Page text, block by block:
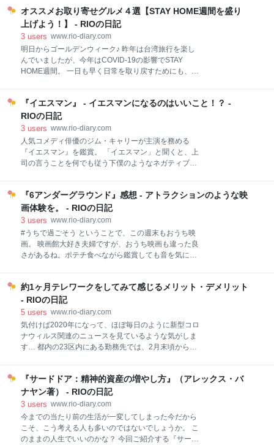
性の高い資産形成の手法を知りたい ✔️自分は
偽のほどを、我が家のニャンズで検証してみたいと思
います。 1. 猫は液体？ イグ・ノーベル賞で「猫は液
体である」という論文が発表されたというニュースが
報道されたのは2017年9月。 体の大きなノアが、リリ
ィちゃん用の小さいベッドに寝ると、こんなにもはみ
出しますが・・・ スッポリ収まってる！ お買い物バッ
フィットする身体能力は、まるで"液体"のよう。 2. 猫
はよく寝る "猫（ねこ）"は「寝る子」が語源とも言わ
れているほどよく寝ます。 ニャンズ
オススメお取り寄せグルメ４選【STAY HOME週間を盛り
上げよう！】 - RIOの日記
3 users www.rio-diary.com
明日からゴールデンウィーク♪ 昨年は台湾旅行を楽し
んでいましたが、今年はCOVID-19の影響でSTAY
HOME週間。 一日も早く日常を取り戻すためにも、ポ
外出自粛生活も、1ヶ月を超えました。 これまで、外
食好きの私たち夫婦が #おうち時間 の充実のために取
り寄せたグルメの中でも、特に美味しかったものをご
紹介します！ 皆さんの #おうち時間 のヒントになれば
幸いです✨ 1. 六花亭のお菓子詰め合わせ 2. 財宝のプリ
ン 3. RF1のお惣菜 4. ANDEのデニッシュ おまけ 1. 六
ョップから注文できます。 外箱も超かわいい😍 お菓
子で溢れてる！ こんなにたくさんのお菓子が入り、送
料・
『イエスマン』 - イエスマンになるのはいいこと！？ -
RIOの日記
3 users www.rio-diary.com
人気コメディ俳優のジム・キャリーが主演を務める
『イエスマン』を鑑賞。 「イエスマン」と聞くと、上
司の言うことを何でも従う下僕のようなネガティブな
ってみようとする前向きな姿勢の持ち主。 人生を充実
させるためのヒントがたくさん詰まった作品で、単に
コメディ映画と分類するにはもったいない！ 『イエス
マン』 こんな暗い時だからこそ、ポジティブさ大切✨
何事も迷ったらとりあえずYESと言ってやってみる。
YESというワードの持つパワーを見ました。ひたすら
なぁ😊いつか行きたい！ pic.twitter.com/Flts2CE8LG—
Rio (@nami11star1) April 21, 2020 あらすじ 何事に
『6アンダーグラウンド』感想 - アトラクションのような映
画体験を。 - RIOの日記
3 users www.rio-diary.com
#うちで過ごそう ということで、この週末もおうち映
画。 映画館大好き夫婦ですが、おうち映画も違った良
さがあるね。ポテチ食べながら鑑賞しても音を気にし
で要注意です…笑） ということで、本日鑑賞したのは
『6アンダーグラウンド』。 NETFLIXで観ることがで
きます。 『6アンダーグラウンド』 マイケル・ベイ全
開、たくさん壊れて、たくさん殺されるハイテンショ
ンムービー。 “4”を演じたベン・ハーディが、『ボヘミ
アン・ラプソディー 』のロジャー・テイラーの面影な
(@nami11star1) April 18, 2020 もちろん見所はド派手
なアクションシーンですが、笑えるシーンも
約1ヶ月テレワークをしてみて感じるメリット・デメリット
- RIOの日記
5 users www.rio-diary.com
気付けば2020年になって、ほぼ毎日のように新型コロ
ナウィルス関連のニュースを見ているような気がしま
す… 都内の23区内にある勤務先では、2月末頃から感
に。 テレワークだと、家族で過ごせる時間が増えるの
が一番嬉しいね！ そこで、実際に1ヶ月ほどテレワー
クをしてみて感じたメリット・デメリットをまとめて
みました。 メリット 1. 一日の中で効率的に時間を使
うことができる 通勤時間の削減 隙間時間に家事ができ
る 身支度の簡素化 2. 家族といつも一緒にいることが
『サードドア：精神的資産の増やし方』（アレックス・バ
ナヤン著） - RIOの日記
3 users www.rio-diary.com
今までの当たり前の生活が一変してしまった今だから
こそ、こう考える人も多いのではないでしょうか。 こ
のままの人生でいいのかな？ 今回ご紹介する『サード